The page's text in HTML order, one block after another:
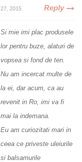
27, 2015 Reply
Si mie imi plac produsele
lor pentru buze, alaturi de
vopsea si fond de ten.
Nu am incercat multe de
la ei, dar acum, ca au
revenit in Ro, imi va fi
mai la indemana.
Eu am curiozitati mari in
ceea ce priveste uleiurile
si balsamurile